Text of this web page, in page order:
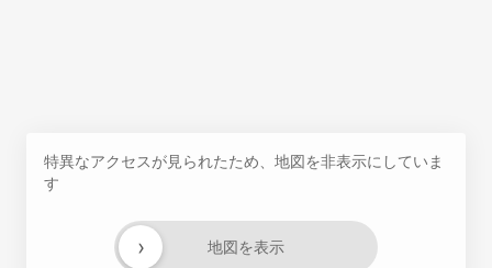
特異なアクセスが見られたため、地図を非表示にしていま
す
地図を表示
›